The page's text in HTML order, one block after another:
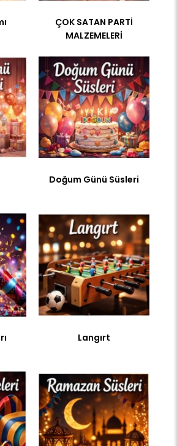
ÇOK SATAN PARTİ
MALZEMELERİ
Doğum Günü Süsleri
Langırt